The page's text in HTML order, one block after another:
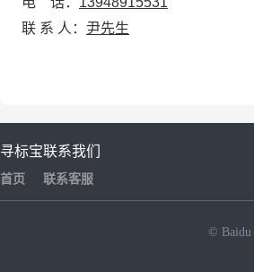
联 系 人 ： 尹先生
寻标宝
首页
联系我们
联系客服
© Baidu